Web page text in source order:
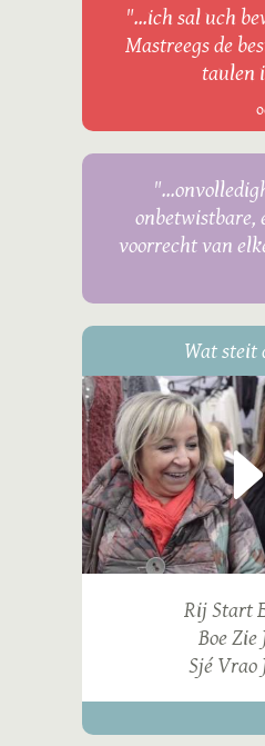
"...ich sal uch
Mastreegs de
taulen
onbetwistbare,
voorrecht van
Wat steit
Rij Start
Boe Zie
Sjé Vrao